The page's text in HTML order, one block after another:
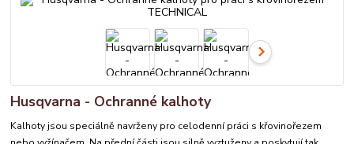
Husqvarna - Ochranné kalhoty
Kalhoty jsou speciálně navrženy pro celodenní práci s křovinořezem